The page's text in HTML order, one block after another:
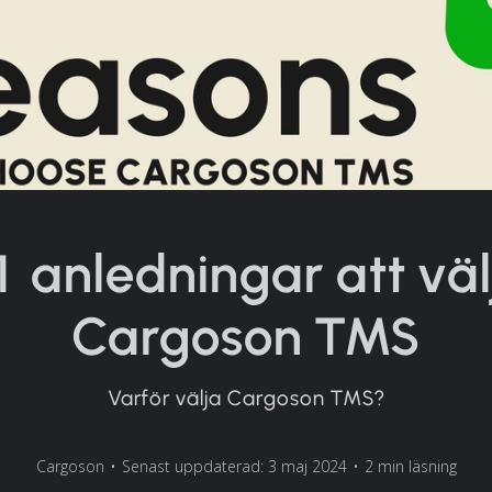
anledningar att
Cargoson TMS
Varför välja Cargoson TMS?
Cargoson • Senast uppdaterad: 3 maj 2024 • 2 min läsning